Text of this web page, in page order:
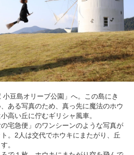
豆島オリーブ公園」へ。この島にき
ある写真のため、真っ先に魔法のホウ
高い丘に佇むギリシャ風車。
宅急便」のワンシーンのような写真が
。2人は交代でホウキにまたがり、丘
。